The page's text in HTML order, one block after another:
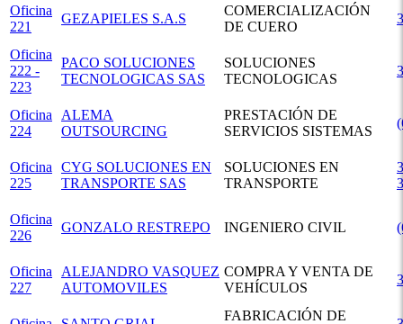
Oficina
221
GEZAPIELES S.A.S
COMERCIALIZACIÓN
DE CUERO
Oficina
222 -
223
PACO SOLUCIONES
TECNOLOGICAS SAS
SOLUCIONES
TECNOLOGICAS
Oficina
224
ALEMA
OUTSOURCING
PRESTACIÓN DE
SERVICIOS SISTEMAS
Oficina
225
CYG SOLUCIONES EN
TRANSPORTE SAS
SOLUCIONES EN
TRANSPORTE
Oficina
226
GONZALO RESTREPO INGENIERO CIVIL
Oficina
227
ALEJANDRO VASQUEZ
AUTOMOVILES
COMPRA Y VENTA DE
VEHÍCULOS
FABRICACIÓN DE